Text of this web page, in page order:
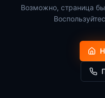
Возможно, страница